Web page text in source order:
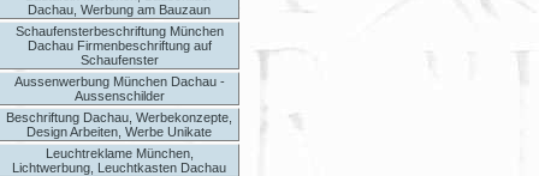
Dachau, Werbung am Bauzaun
Schaufensterbeschriftung München
Dachau Firmenbeschriftung auf
Schaufenster
Aussenwerbung München Dachau -
Aussenschilder
Beschriftung Dachau, Werbekonzepte,
Design Arbeiten, Werbe Unikate
Leuchtreklame München,
Lichtwerbung, Leuchtkasten Dachau